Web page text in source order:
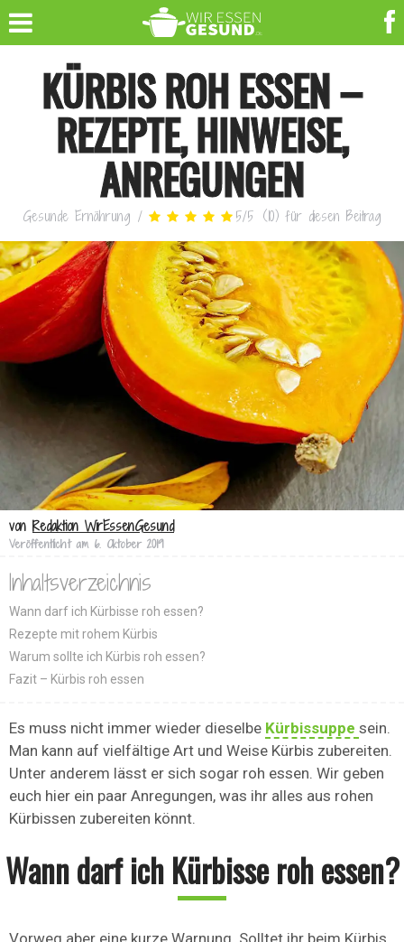
KÜRBIS ROH ESSEN –
REZEPTE, HINWEISE,
ANREGUNGEN
Gesunde Ernährung / 5/5 (10) für diesen Beitrag
von Redaktion WirEssenGesund
Veröffentlicht am 6. Oktober 2019
Inhaltsverzeichnis
Wann darf ich Kürbisse roh essen?
Rezepte mit rohem Kürbis
Warum sollte ich Kürbis roh essen?
Fazit – Kürbis roh essen
Es muss nicht immer wieder dieselbe Kürbissuppe sein.
Man kann auf vielfältige Art und Weise Kürbis zubereiten.
Unter anderem lässt er sich sogar roh essen. Wir geben
euch hier ein paar Anregungen, was ihr alles aus rohen
Kürbissen zubereiten könnt.
Wann darf ich Kürbisse roh essen?